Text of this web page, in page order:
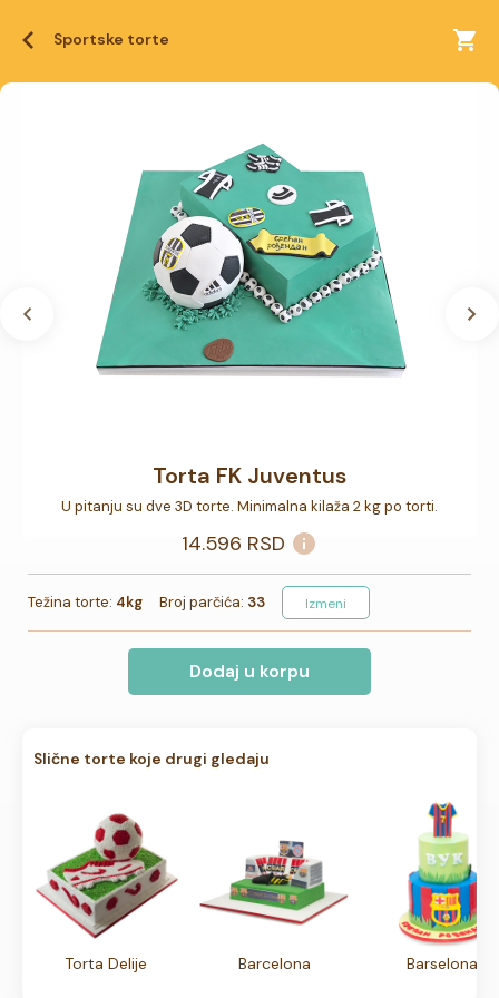
Sportske torte
Torta FK Juventus
U pitanju su dve 3D torte. Minimalna kilaža 2 kg po torti.
14.596 RSD
Težina torte: 4kg Broj parčića: 33 Izmeni
Dodaj u korpu
Slične torte koje drugi gledaju
Torta Delije Barcelona Barselona